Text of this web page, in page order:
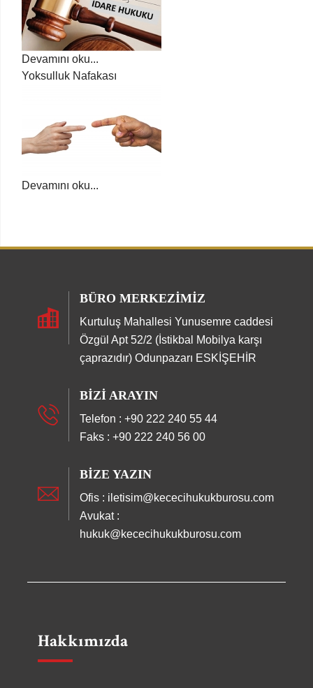
Devamını oku...
Yoksulluk Nafakası
Devamını oku...
BÜRO MERKEZIMIZ
Kurtuluş Mahallesi Yunusemre caddesi
Özgül Apt 52/2 (İstikbal Mobilya karşı
çaprazıdır) Odunpazarı ESKİŞEHİR
BIZI ARAYIN
Telefon : +90 222 240 55 44
Faks : +90 222 240 56 00
BIZE YAZIN
Ofis : iletisim@kececihukukburosu.com
Avukat :
hukuk@kececihukukburosu.com
Hakkımızda